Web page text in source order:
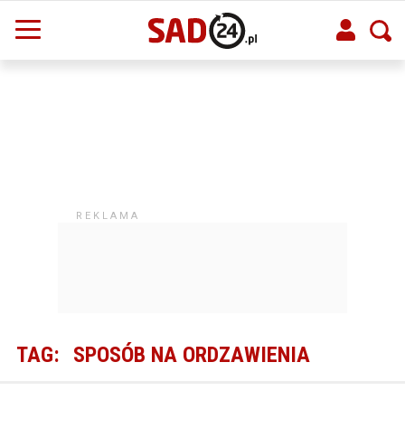
TAG: SPOSÓB NA ORDZAWIENIA